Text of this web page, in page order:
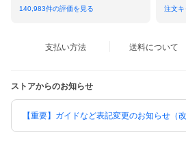
140,983件の評価を見る 注文キ
支払い方法 送料について
ストアからのお知らせ
【重要】ガイドなど表記変更のお知らせ（